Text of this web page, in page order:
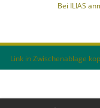
Bei ILIAS
Link in Zwischenablage
Impressum